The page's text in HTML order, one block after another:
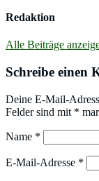
Redaktion
Alle Beiträge
Schreibe einen
Deine E-Mail-
Felder sind mit *
Name *
E-Mail-Adresse *